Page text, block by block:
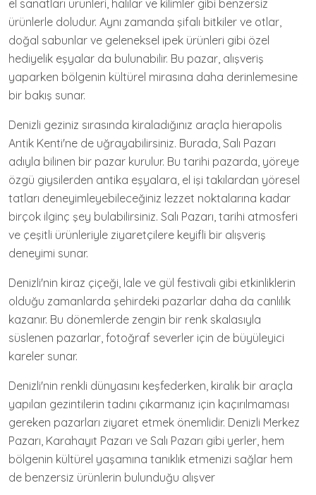
el sanatları ürünleri, halılar ve kilimler gibi benzersiz
ürünlerle doludur. Aynı zamanda şifalı bitkiler ve otlar,
doğal sabunlar ve geleneksel ipek ürünleri gibi özel
hediyelik eşyalar da bulunabilir. Bu pazar, alışveriş
yaparken bölgenin kültürel mirasına daha derinlemesine
bir bakış sunar.
Denizli geziniz sırasında kiraladığınız araçla hierapolis
Antik Kenti'ne de uğrayabilirsiniz. Burada, Salı Pazarı
adıyla bilinen bir pazar kurulur. Bu tarihi pazarda, yöreye
özgü giysilerden antika eşyalara, el işi takılardan yöresel
tatları deneyimleyebileceğiniz lezzet noktalarına kadar
birçok ilginç şey bulabilirsiniz. Salı Pazarı, tarihi atmosferi
ve çeşitli ürünleriyle ziyaretçilere keyifli bir alışveriş
deneyimi sunar.
Denizli'nin kiraz çiçeği, lale ve gül festivali gibi etkinliklerin
olduğu zamanlarda şehirdeki pazarlar daha da canlılık
kazanır. Bu dönemlerde zengin bir renk skalasıyla
süslenen pazarlar, fotoğraf severler için de büyüleyici
kareler sunar.
Denizli'nin renkli dünyasını keşfederken, kiralık bir araçla
yapılan gezintilerin tadını çıkarmanız için kaçırılmaması
gereken pazarları ziyaret etmek önemlidir. Denizli Merkez
Pazarı, Karahayıt Pazarı ve Salı Pazarı gibi yerler, hem
bölgenin kültürel yaşamına tanıklık etmenizi sağlar hem
de benzersiz ürünlerin bulunduğu alışver